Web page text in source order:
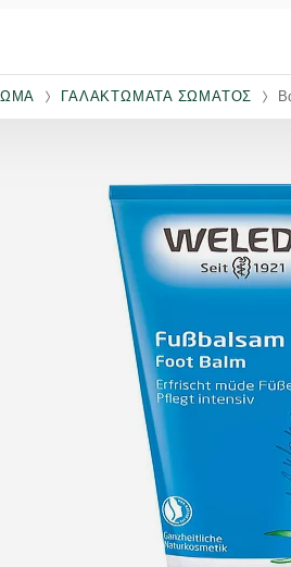
ΓΑΛΑΚΤΏΜΑΤΑ ΣΏΜΑΤΟΣ